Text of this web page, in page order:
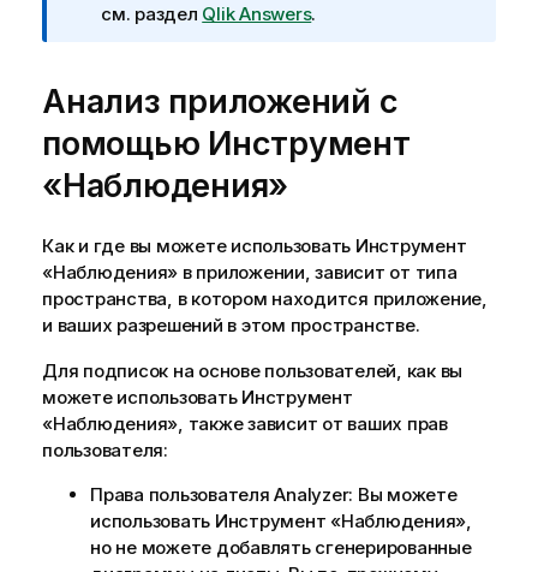
н
к
и
н
ф
о
м
а
ц
и
см. раздел Qlik Answers.
Анализ приложений с
помощью Инструмент
«Наблюдения»
Как и где вы можете использовать Инструмент
«Наблюдения» в приложении, зависит от типа
пространства, в котором находится приложение,
и ваших разрешений в этом пространстве.
Для подписок на основе пользователей, как вы
можете использовать Инструмент
«Наблюдения», также зависит от ваших прав
пользователя:
Права пользователя Analyzer: Вы можете
использовать Инструмент «Наблюдения»,
но не можете добавлять сгенерированные